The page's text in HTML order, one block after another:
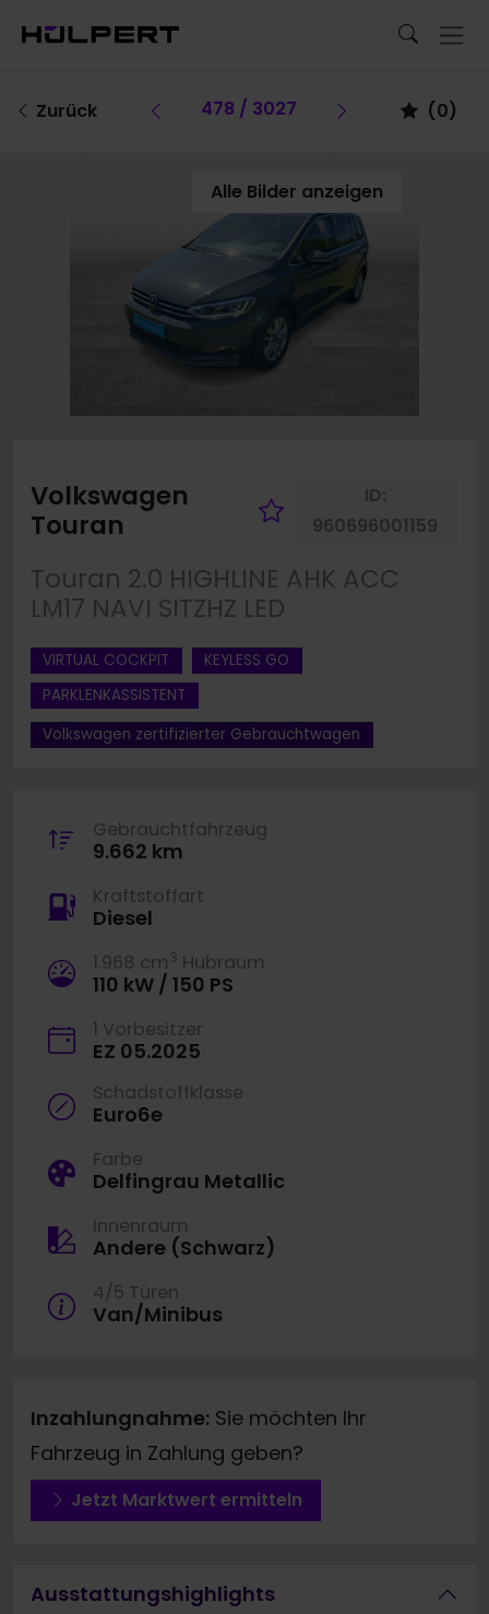
Zurück Vorheriges Fahrzeug
478 / 3027 Vorheriges
(0)
Alle Bilder anzeigen
Volkswagen
Touran
Fahrzeug
ID:
960696001159
Touran 2.0 HIGHLINE AHK ACC
LM17 NAVI SITZHZ LED
VIRTUAL COCKPIT
KEYLESS GO
PARKLENKASSISTENT
Volkswagen zertifizierter Gebrauchtwagen
Gebrauchtfahrzeug
9.662 km
Kraftstoffart
Diesel
1.968 cm 3 Hubraum
110 kW / 150 PS
1 Vorbesitzer
EZ 05.2025
Schadstoffklasse
Euro6e
Farbe
Delfingrau Metallic
Innenraum
Andere (Schwarz)
4/5 Türen
Van/Minibus
Inzahlungnahme: Sie möchten Ihr
Fahrzeug in Zahlung geben?
Jetzt Marktwert ermitteln
Ausstattungshighlights